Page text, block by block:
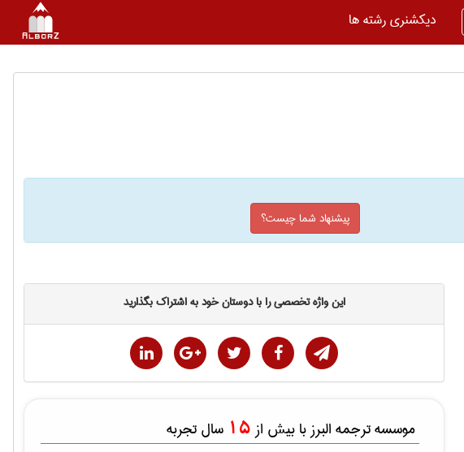
دیکشنری رشته ها
پیشنهاد شما چیست؟
این واژه تخصصی را با دوستان خود به اشتراک بگذارید
موسسه ترجمه البرز با بیش از 15 سال تجربه